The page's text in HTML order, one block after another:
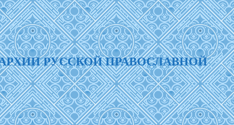
РУССКОЙ ПРАВОСЛАВНОЙ